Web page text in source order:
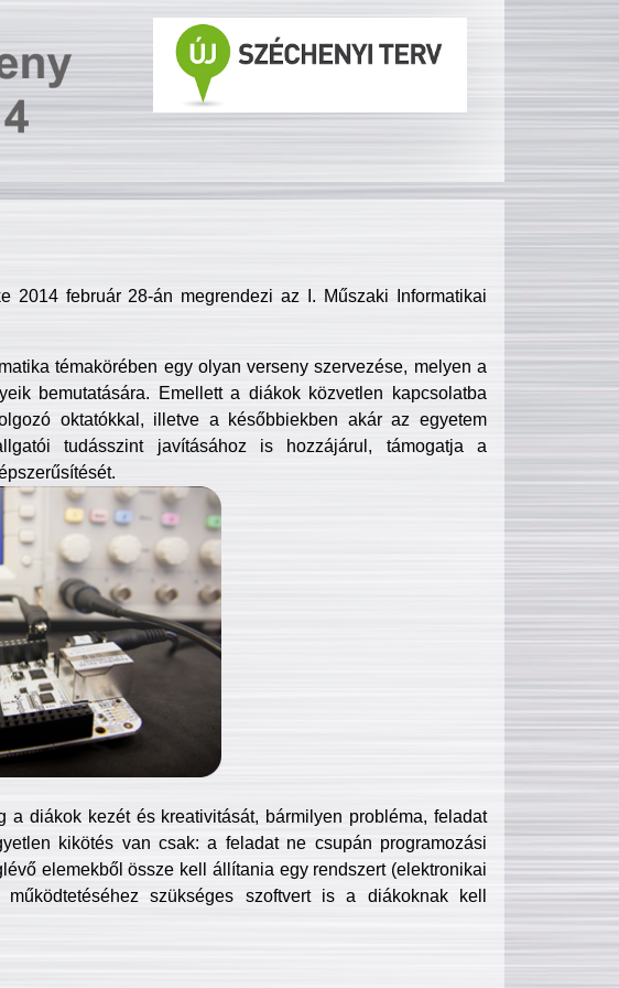
2014 február 28-án megrendezi az I. Műszaki Informatikai
témakörében egy olyan verseny szervezése, melyen a
bemutatására. Emellett a diákok közvetlen kapcsolatba
oktatókkal, illetve a későbbiekben akár az egyetem
tudásszint javításához is hozzájárul, támogatja a
a diákok kezét és kreativitását, bármilyen probléma, feladat
kikötés van csak: a feladat ne csupán programozási
elemekből össze kell állítania egy rendszert (elektronikai
szükséges szoftvert is a diákoknak kell